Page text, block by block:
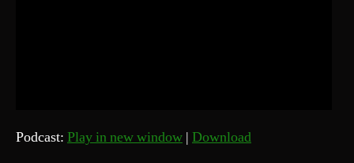
Podcast: Play in new window | Download